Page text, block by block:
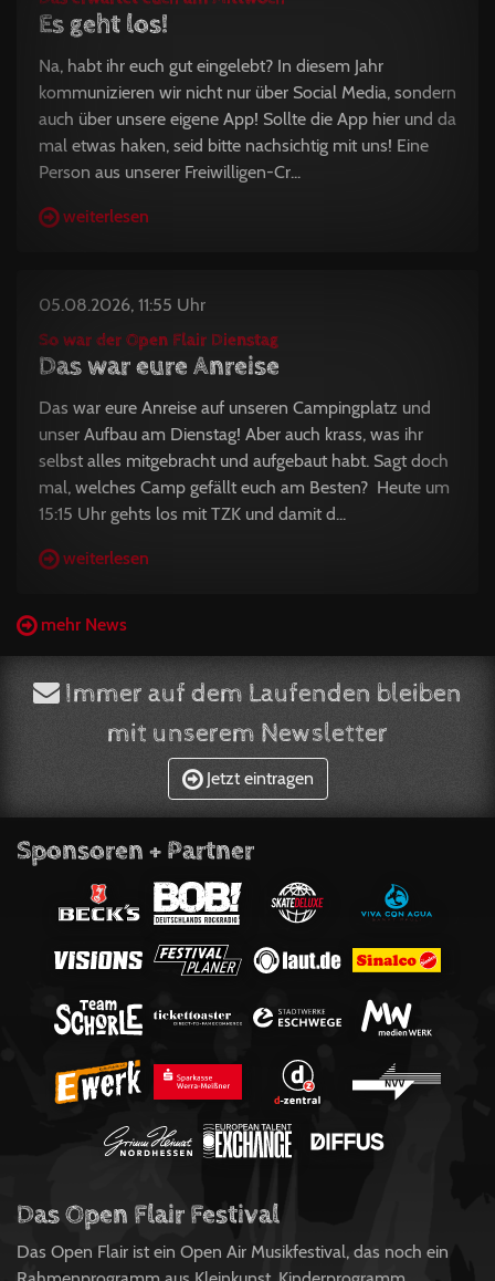
Es geht los!
Na, habt ihr euch gut eingelebt? In diesem Jahr
kommunizieren wir nicht nur über Social Media, sondern
auch über unsere eigene App! Sollte die App hier und da
mal etwas haken, seid bitte nachsichtig mit uns! Eine
Person aus unserer Freiwilligen-Cr...
weiterlesen
05.08.2026, 11:55 Uhr
So war der Open Flair Dienstag
Das war eure Anreise
Das war eure Anreise auf unseren Campingplatz und
unser Aufbau am Dienstag! Aber auch krass, was ihr
selbst alles mitgebracht und aufgebaut habt. Sagt doch
mal, welches Camp gefällt euch am Besten? Heute um
15:15 Uhr gehts los mit TZK und damit d...
weiterlesen
mehr News
Immer auf dem Laufenden bleiben
mit unserem Newsletter
Jetzt eintragen
Sponsoren + Partner
Das Open Flair Festival
Das Open Flair ist ein Open Air Musikfestival, das noch ein